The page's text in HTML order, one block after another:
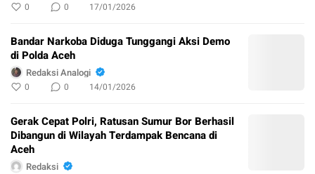
0 0 17/01/2026
Bandar Narkoba Diduga Tunggangi Aksi Demo
di Polda Aceh
Redaksi Analogi
0 0 14/01/2026
Gerak Cepat Polri, Ratusan Sumur Bor Berhasil
Dibangun di Wilayah Terdampak Bencana di
Aceh
Redaksi